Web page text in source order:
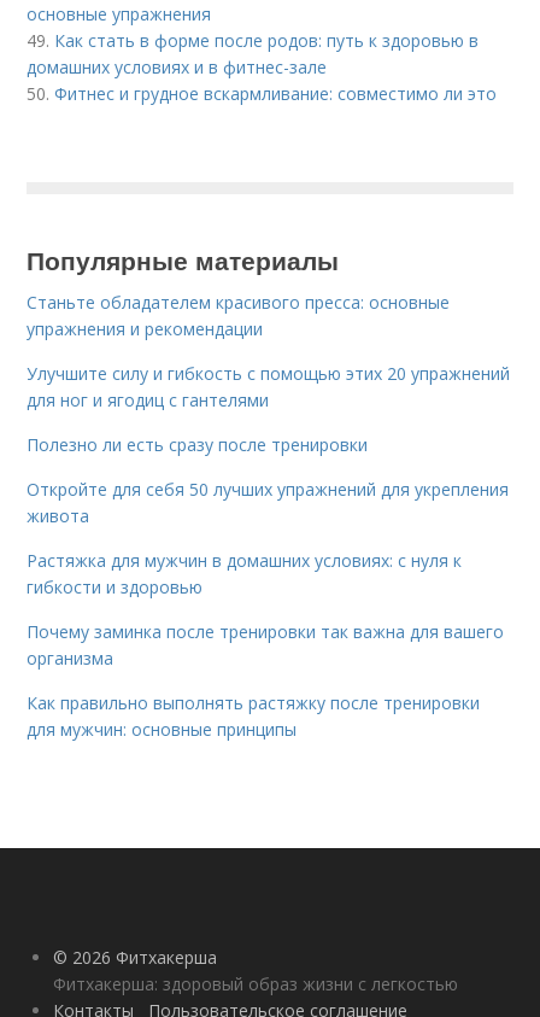
основные упражнения
49. Как стать в форме после родов: путь к здоровью в
домашних условиях и в фитнес-зале
50.Фитнес и грудное вскармливание: совместимо ли это
Популярные материалы
Станьте обладателем красивого пресса: основные
упражнения и рекомендации
Улучшите силу и гибкость с помощью этих 20 упражнений
для ног и ягодиц с гантелями
Полезно ли есть сразу после тренировки
Откройте для себя 50 лучших упражнений для укрепления
живота
Растяжка для мужчин в домашних условиях: с нуля к
гибкости и здоровью
Почему заминка после тренировки так важна для вашего
организма
Как правильно выполнять растяжку после тренировки
для мужчин: основные принципы
© 2026 Фитхакерша
Фитхакерша: здоровый образ жизни с легкостью
Контакты
Пользовательское соглашение